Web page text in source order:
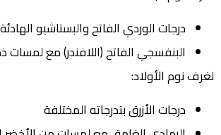
درجات الوردي الفاتح والبستاشيو الهادئة
البنفسجي الفاتح (اللافندر) مع لمسات
لغرف نوم الأولاد:
درجات الأزرق بتدرجاته المختلفة